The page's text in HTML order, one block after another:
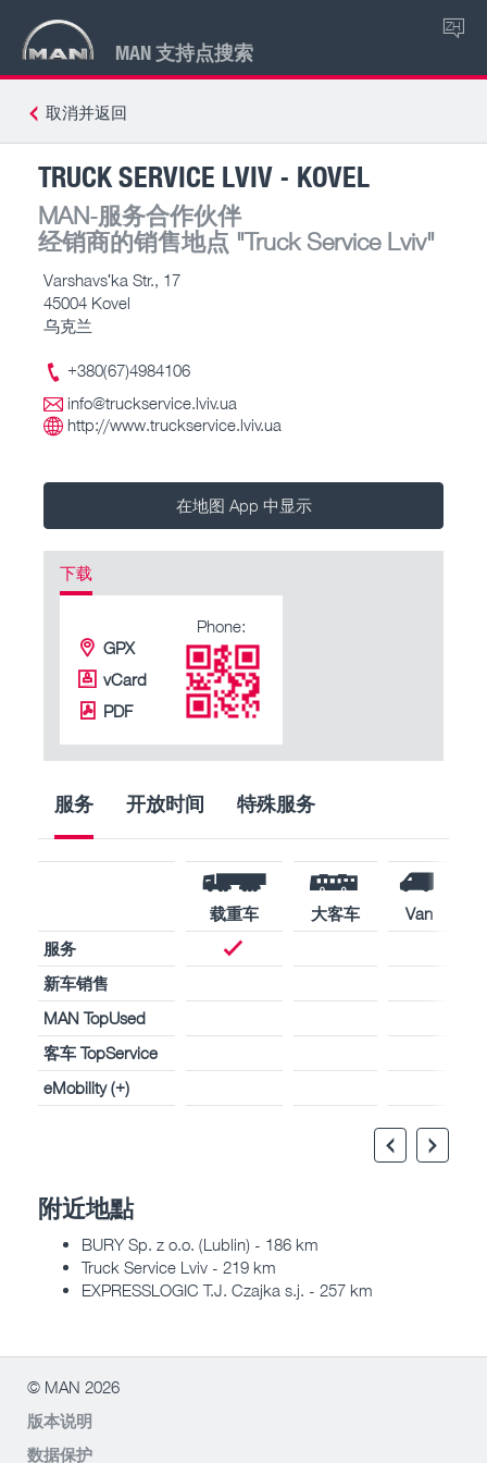
MAN 支持点搜索
ZH
取消并返回
TRUCK SERVICE LVIV - KOVEL
MAN-服务合作伙伴
经销商的销售地点 "Truck Service Lviv"
Varshavsʹka Str., 17
45004 Kovel
乌克兰
+380(67)4984106
info@truckservice.lviv.ua
http://www.truckservice.lviv.ua
在地图 App 中显示
下载
GPX
vCard
PDF
Phone:
服务 开放时间 特殊服务
载重车 大客车
Van
服务
新车销售
MAN TopUsed
客车 TopService
eMobility (+)
附近地點
BURY Sp. z o.o. (Lublin) - 186 km
Truck Service Lviv - 219 km
EXPRESSLOGIC T.J. Czajka s.j. - 257 km
© MAN 2026
版本说明
数据保护